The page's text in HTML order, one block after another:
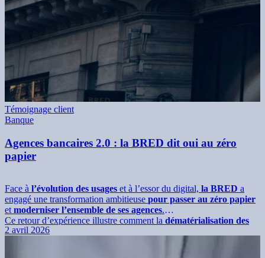
Témoignage client
Banque
Agences bancaires 2.0 : la BRED dit oui au zéro
papier
Face à l’évolution des usages et à l’essor du digital, la BRED a
engagé une transformation ambitieuse pour passer au zéro papier
et moderniser l’ensemble de ses agences.
Ce retour d’expérience illustre comment la dématérialisation des
dossiers clients
, permet de gagner en efficacité, en accessibilité de
, tout en garantissant
2 avril 2026